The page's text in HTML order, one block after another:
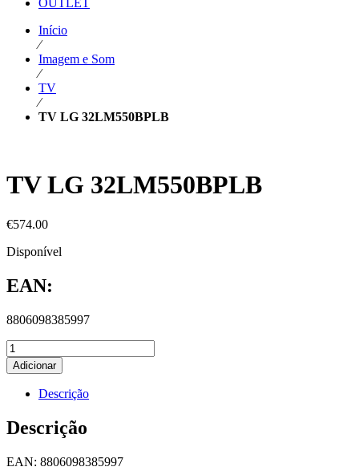
OUTLET
Início
⁄
Imagem e Som
⁄
TV
⁄
TV LG 32LM550BPLB
TV LG 32LM550BPLB
€574.00
Disponível
EAN:
8806098385997
Adicionar
Descrição
Descrição
EAN: 8806098385997